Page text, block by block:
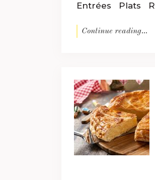
Entrées Plats
Continue reading...